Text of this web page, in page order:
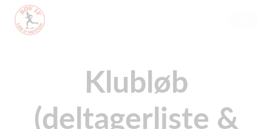
Klubløb
(deltagerliste &